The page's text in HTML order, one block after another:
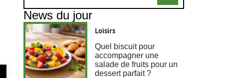
News du jour
Loisirs
Quel biscuit pour
accompagner une
salade de fruits pour un
dessert parfait ?